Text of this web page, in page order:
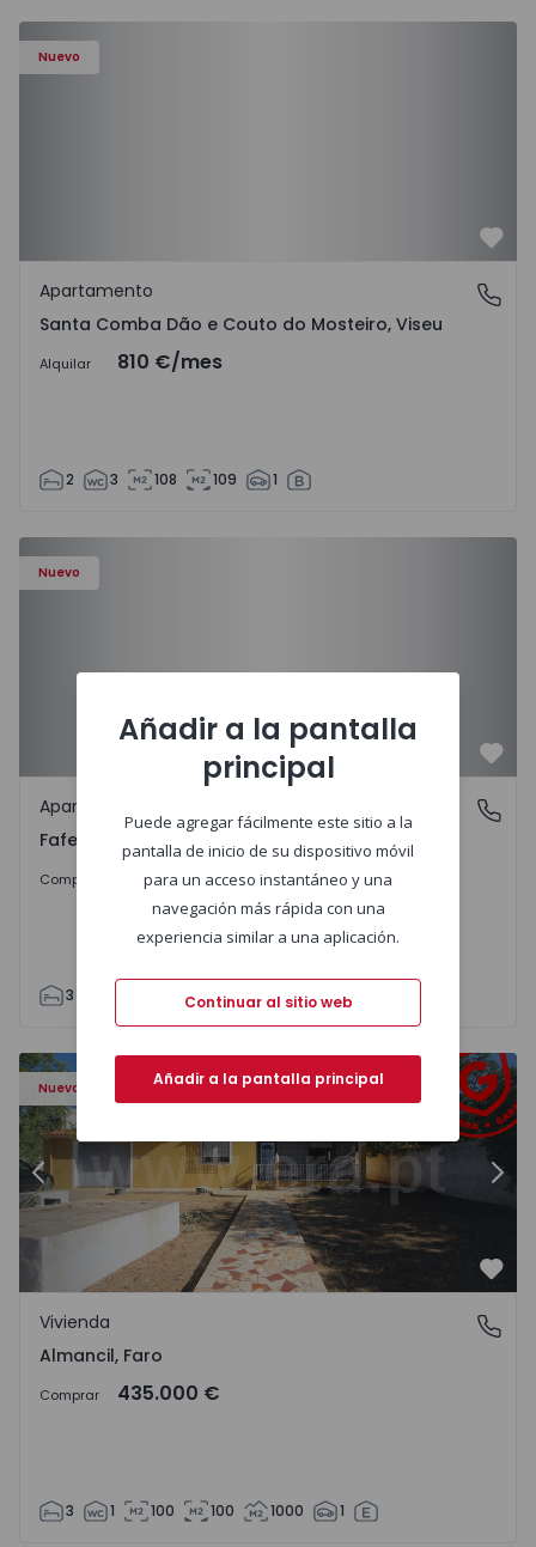
Nuevo
Santa Comba Dão e Couto do Mosteiro, Viseu
Apartamento
Santa Comba Dão e Couto do Mosteiro, Viseu
Alquilar 810 €/mes
2 3 108 109 1
Nuevo
Fafe, Braga
Apartamento
Fafe, Braga
Comprar 407.950 €
3 305 2 1
Nuevo
Anterior
Almancil, Faro
Vivienda
Almancil, Faro
Comprar 435.000 €
3 1 100 100 1000 1
Añadir a la pantalla
principal
Puede agregar fácilmente este sitio a la
pantalla de inicio de su dispositivo móvil
para un acceso instantáneo y una
navegación más rápida con una
experiencia similar a una aplicación.
Continuar al sitio web
Añadir a la pantalla principal